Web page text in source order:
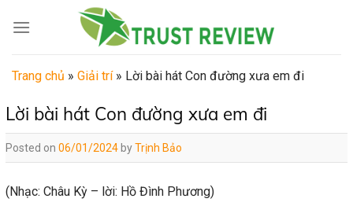
Trang chủ » Giải trí» Lời bài hát Con đường xưa em đi
Lời bài hát Con đường xưa em đi
Posted on 06/01/2024 byTrịnh Bảo
(Nhạc: Châu Kỳ – lời: Hồ Đình Phương)